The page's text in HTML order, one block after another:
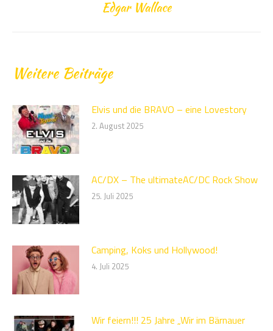
Beitrag:
Edgar Wallace
Weitere Beiträge
Elvis und die BRAVO – eine Lovestory
2. August 2025
AC/DX – The ultimateAC/DC Rock Show
25. Juli 2025
Camping, Koks und Hollywood!
4. Juli 2025
Wir feiern!!! 25 Jahre „Wir im Bärnauer